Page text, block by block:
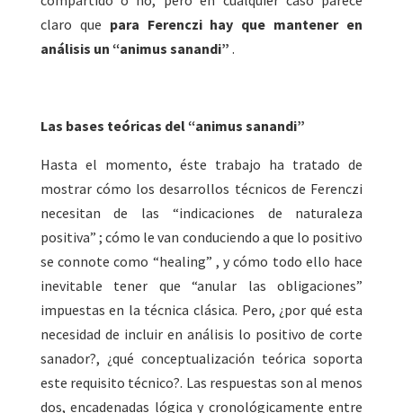
claro que para Ferenczi hay que mantener en
análisis un “animus sanandi” .
Las bases teóricas del “animus sanandi”
Hasta el momento, éste trabajo ha tratado de
mostrar cómo los desarrollos técnicos de Ferenczi
necesitan de las “indicaciones de naturaleza
positiva” ; cómo le van conduciendo a que lo positivo
se connote como “healing” , y cómo todo ello hace
inevitable tener que “anular las obligaciones”
impuestas en la técnica clásica. Pero, ¿por qué esta
necesidad de incluir en análisis lo positivo de corte
sanador?, ¿qué conceptualización teórica soporta
este requisito técnico?. Las respuestas son al menos
dos, encadenadas lógica y cronológicamente entre